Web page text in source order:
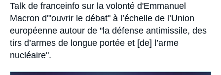
Talk de franceinfo sur la volonté d'Emmanuel
Macron d'"ouvrir le débat" à l’échelle de l’Union
européenne autour de "la défense antimissile, des
tirs d’armes de longue portée et [de] l’arme
nucléaire".